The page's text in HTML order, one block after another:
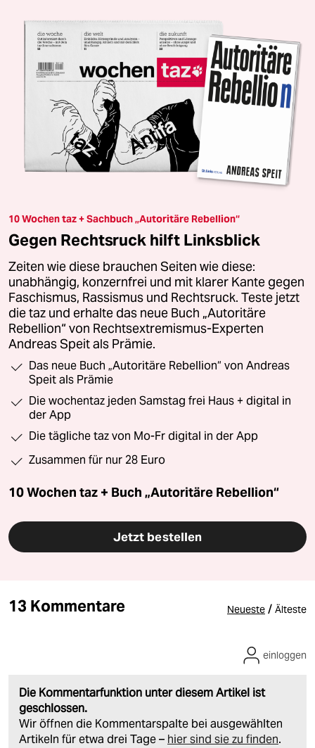
10 Wochen taz + Sachbuch „Autoritäre Rebellion“
Gegen Rechtsruck hilft Linksblick
Zeiten wie diese brauchen Seiten wie diese:
unabhängig, konzernfrei und mit klarer Kante gegen
Faschismus, Rassismus und Rechtsruck. Teste jetzt
die taz und erhalte das neue Buch „Autoritäre
Rebellion“ von Rechtsextremismus-Experten
Andreas Speit als Prämie.
Das neue Buch „Autoritäre Rebellion“ von Andreas
Speit als Prämie
Die wochentaz jeden Samstag frei Haus + digital in
der App
Die tägliche taz von Mo-Fr digital in der App
Zusammen für nur 28 Euro
10 Wochen taz + Buch „Autoritäre Rebellion“
Jetzt bestellen
13 Kommentare Neueste / Älteste
Die Kommentarfunktion unter diesem Artikel ist
geschlossen.
Wir öffnen die Kommentarspalte bei ausgewählten
Artikeln für etwa drei Tage – hier sind sie zu finden.
einloggen